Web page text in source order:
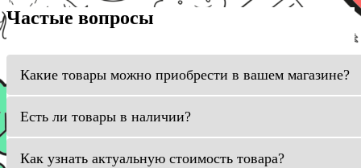
Частые вопросы
Какие товары можно приобрести в вашем магазине?
Есть ли товары в наличии?
Как узнать актуальную стоимость товара?